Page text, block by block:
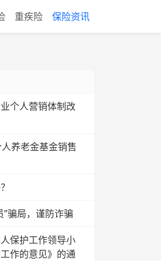
重疾险 保险资讯
个人营销体制改
养老金基金销售
骗局，谨防诈骗
保护工作领导小
作的意见》的通